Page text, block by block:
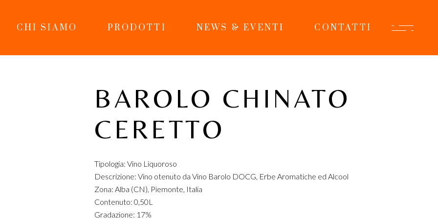
CHI SIAMO PRODOTTI NEWS & EVENTI CONTATTI
BAROLO CHINATO
CERETTO
Tipologia: Vino Liquoroso
Descrizione: Vino otenuto da Vino Barolo DOCG, Erbe Aromatiche ed Alcool
Zona: Alba (CN), Piemonte, Italia
Contenuto: 0,50L
Gradazione: 17%